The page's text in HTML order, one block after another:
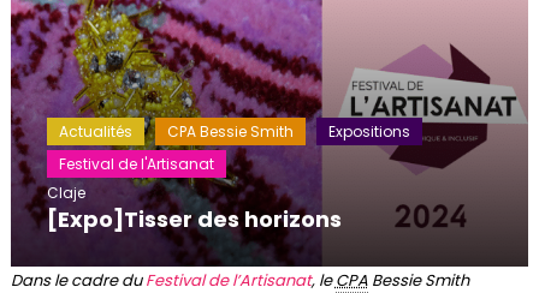
Actualités CPA Bessie Smith
Expositions
Festival de l'Artisanat
Claje
[Expo]Tisser des horizons
Dans le cadre duFestival de l’Artisanat, leCPABessie Smith